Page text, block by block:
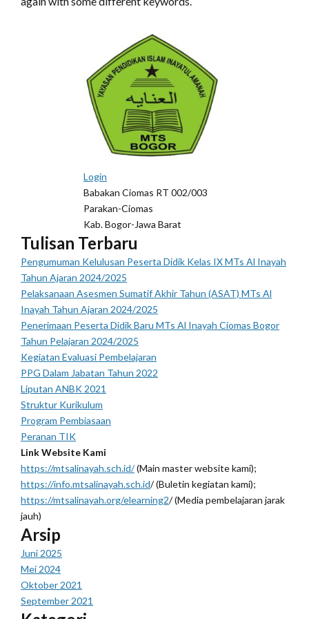
Login
Babakan Ciomas RT 002/003
Parakan-Ciomas
Kab. Bogor-Jawa Barat
Tulisan Terbaru
Pengumuman Kelulusan Peserta Didik Kelas IX MTs Al Inayah
Tahun Ajaran 2024/2025
Pelaksanaan Asesmen Sumatif Akhir Tahun (ASAT) MTs Al
Inayah Tahun Ajaran 2024/2025
Penerimaan Peserta Didik Baru MTs Al Inayah Ciomas Bogor
Tahun Pelajaran 2024/2025
Kegiatan Evaluasi Pembelajaran
PPG Dalam Jabatan Tahun 2022
Liputan ANBK 2021
Struktur Kurikulum
Program Pembiasaan
Peranan TIK
Link Website Kami
https://mtsalinayah.sch.id/(Main master website kami);
https://info.mtsalinayah.sch.id/ (Buletin kegiatan kami);
https://mtsalinayah.org/elearning2/ (Media pembelajaran jarak
jauh)
Arsip
Juni 2025
Mei 2024
Oktober 2021
September 2021